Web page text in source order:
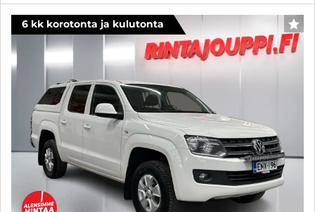
6 kk korotonta ja kulutonta